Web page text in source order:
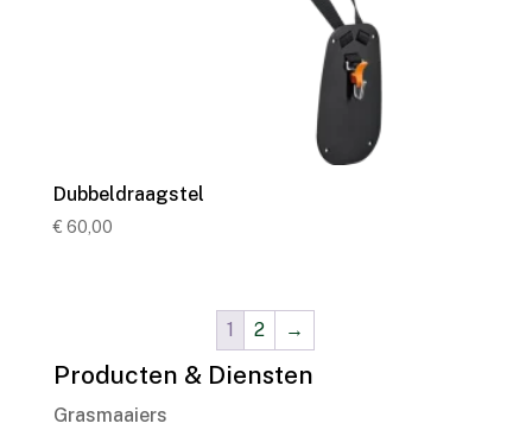
Dubbeldraagstel
€ 60,00
1 2 →
Producten & Diensten
Grasmaaiers